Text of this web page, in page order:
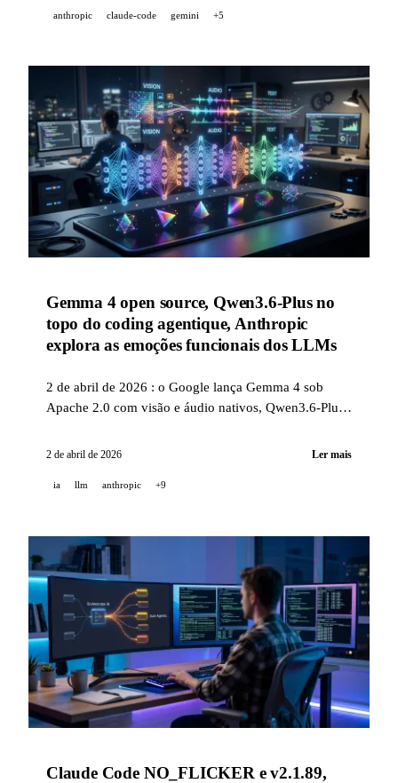
nativo.
anthropic claude-code gemini +5
Gemma 4 open source, Qwen3.6-Plus no
topo do coding agentique, Anthropic
explora as emoções funcionais dos LLMs
2 de abril de 2026 : o Google lança Gemma 4 sob
Apache 2.0 com visão e áudio nativos, Qwen3.6-Plus
contexto, e Anthropic publica uma pesquisa
de linguagem.
2 de abril de 2026 Ler mais
ia llm anthropic +9
Claude Code NO_FLICKER e v2.1.89,